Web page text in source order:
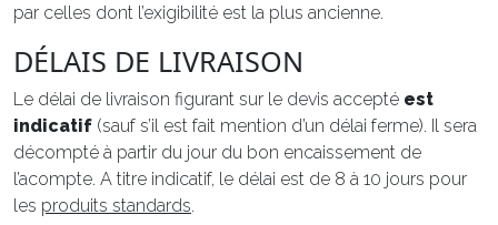
par celles dont l’exigibilité est la plus ancienne.
DÉLAIS DE LIVRAISON
Le délai de livraison figurant sur le devis accepté est
indicatif (sauf s’il est fait mention d’un délai ferme). Il sera
décompté à partir du jour du bon encaissement de
l’acompte. A titre indicatif, le délai est de 8 à 10 jours pour
les produits standards.